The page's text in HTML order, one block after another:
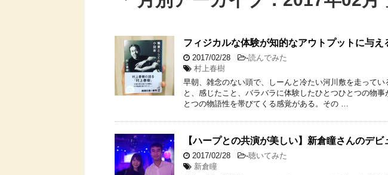
フィジカルな体験が知的なアウトプットに与え
2017/02/28 -読んでみた
村上春樹
早朝、雑念のない頭で、しーんと冷たい河川敷を走ってい
と、感じたこと、バラバラに体験したひとつひとつの物
とつの物語性を帯びてくる感覚がある。その …
【ハープとの共演が美しい】新倉瞳さんのデ
2017/02/28 -聴いてみた
新倉瞳